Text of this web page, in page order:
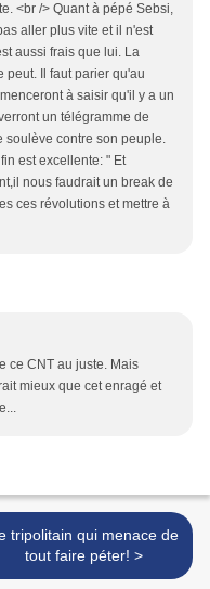
<br /> Quant à pépé Sebsi,
aller plus vite et il n'est
aussi frais que lui. La
peut. Il faut parier qu'au
à saisir qu'il y a un
un télégramme de
soulève contre son peuple.
est excellente: " Et
nous faudrait un break de
ces révolutions et mettre à
ce CNT au juste. Mais
mieux que cet enragé et
tripolitain qui menace de
tout faire péter! >